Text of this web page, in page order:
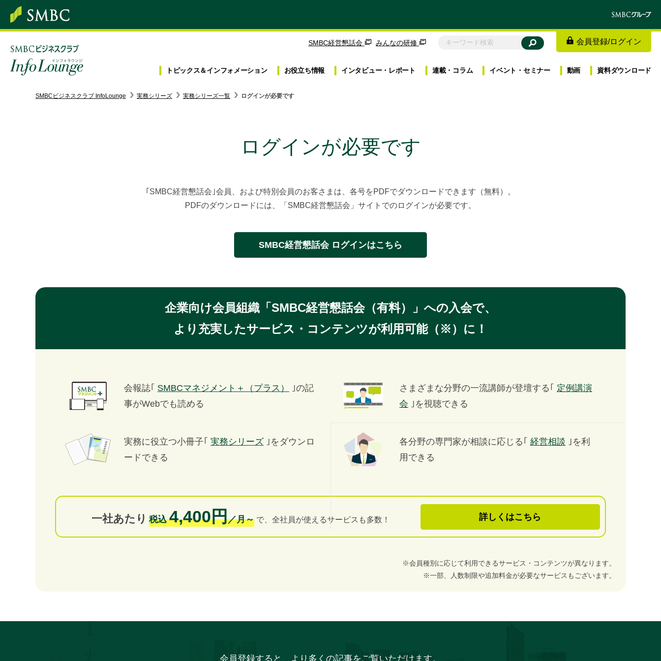
SMBC経営懇話会 みんなの研修 会員登録/ログイン
トピックス＆インフォメーション お役立ち情報 インタビュー・ レポート 連載・ コラム イベント・ セミナー 動画 資料ダウンロード
資料ダウンロード
本サイトのご利用にあたって
SMBCビジネスクラブ InfoLounge 実務シリーズ 実務シリーズ一覧 ログインが必要です
ログインが必要です
｢SMBC経営懇話会｣会員、および特別会員のお客さまは、各号をPDFでダウンロードできます（無料）。
PDFのダウンロードには、「SMBC経営懇話会」サイトでのログインが必要です。
SMBC経営懇話会 ログインはこちら
企業向け会員組織「SMBC経営懇話会（有料）」への入会で、
より充実したサービス・コンテンツが利用可能（※）に！
会報誌｢ SMBCマネジメント＋（プラス）
｣の記
事がWebでも読める
さまざまな分野の一流講師が登壇する｢ 定例講演
会 ｣を視聴できる
実務に役立つ小冊子｢ 実務シリーズ ｣をダウンロ
ードできる
各分野の専門家が相談に応じる｢ 経営相談 ｣を利
用できる
一社あたり 税込4,400円／月～ で、全社員が使えるサービスも多数！ 詳しくはこちら
※会員種別に応じて利用できるサービス・コンテンツが異なります。
※一部、人数制限や追加料金が必要なサービスもございます。
会員登録すると、より多くの記事をご覧いただけます。